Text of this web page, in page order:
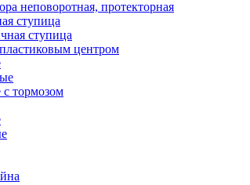
неповоротная, протекторная
ступица
ступица
центром
тормозом